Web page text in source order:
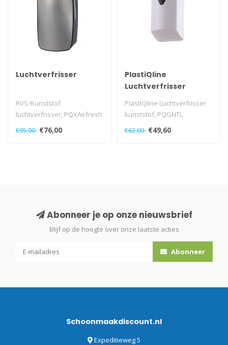
Luchtverfrisser
RVS/Kunststof
luchtverfrisser, PQXAirfresh
€95,00 €76,00
PlastiQline
Luchtverfrisser
PlastiQline Luchtverfrisser
kunststof, PQGNTL
€62,00 €49,60
Abonneer je op onze nieuwsbrief
Blijf op de hoogte over onze laatste acties
Abonneer
Schoonmaakdiscount.nl
Expeditieweg 5